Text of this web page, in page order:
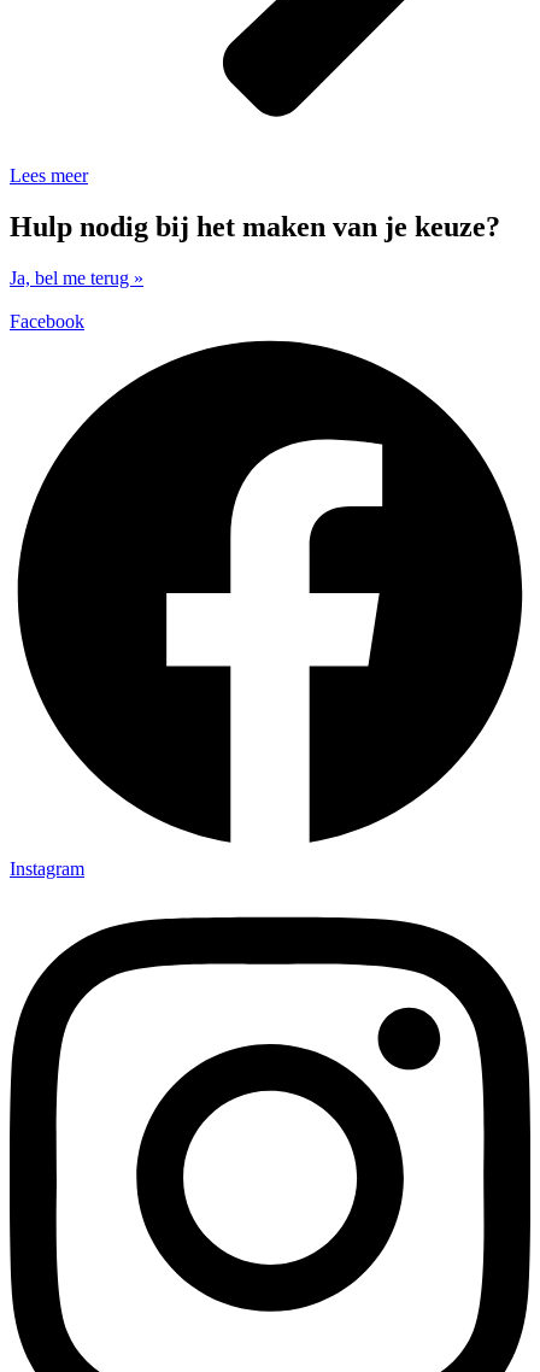
Lees meer
Hulp nodig bij het maken van je keuze?
Ja, bel me terug »
Facebook
Instagram